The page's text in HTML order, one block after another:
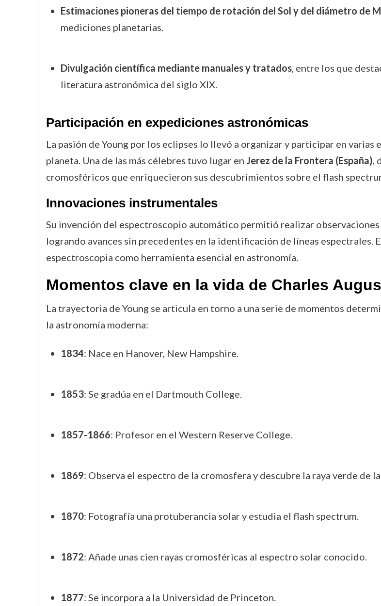
Estimaciones pioneras del tiempo de rotación del Sol y del diámetro de
mediciones planetarias.
Divulgación científica mediante manuales y tratados, entre los que
literatura astronómica del siglo XIX.
Participación en expediciones astronómicas
La pasión de Young por los eclipses lo llevó a organizar y participar en
planeta. Una de las más célebres tuvo lugar en Jerez de la Frontera (España),
cromosféricos que enriquecieron sus descubrimientos sobre el flash
Innovaciones instrumentales
Su invención del espectroscopio automático permitió realizar
logrando avances sin precedentes en la identificación de líneas espectrales.
espectroscopia como herramienta esencial en astronomía.
Momentos clave en la vida de Charles
La trayectoria de Young se articula en torno a una serie de momentos
la astronomía moderna:
1834: Nace en Hanover, New Hampshire.
1853: Se gradúa en el Dartmouth College.
1857-1866: Profesor en el Western Reserve College.
1869: Observa el espectro de la cromosfera y descubre la raya verde de
1870: Fotografía una protuberancia solar y estudia el flash spectrum.
1872: Añade unas cien rayas cromosféricas al espectro solar conocido.
1877: Se incorpora a la Universidad de Princeton.